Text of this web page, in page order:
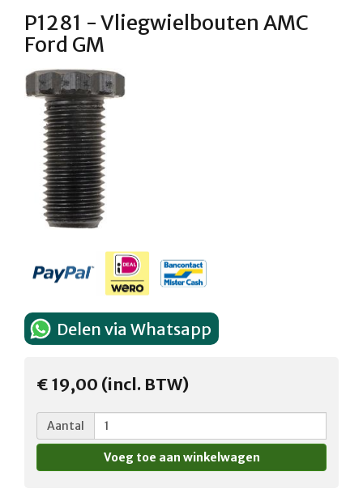
P1281 - Vliegwielbouten AMC
Ford GM
Delen via Whatsapp
€ 19,00 (incl. BTW)
Aantal